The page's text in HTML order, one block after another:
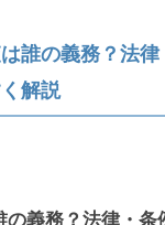
誰の義務？法律
解説
の義務？法律・条